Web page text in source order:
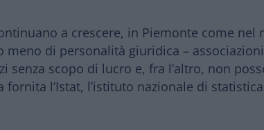
a crescere, in Piemonte come nel
di personalità giuridica –
senza scopo di lucro e, fra l’altro, non
fornita l’Istat, l’istituto nazionale di